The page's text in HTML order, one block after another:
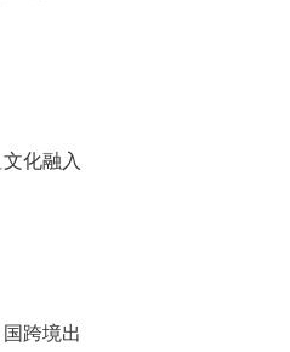
化融入
跨境出